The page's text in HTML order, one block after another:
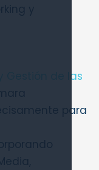
y
Gestión de las
para